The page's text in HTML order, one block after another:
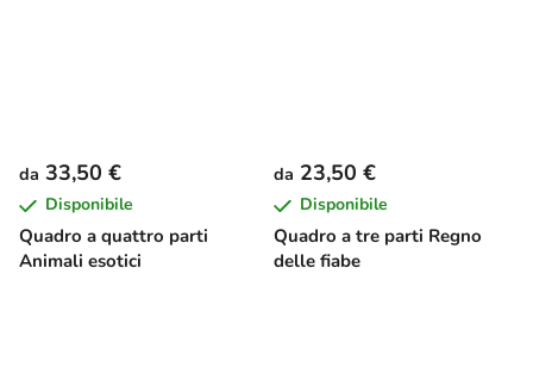
Quadro a quattro parti
Animali esotici
da 33,50 €
Disponibile
Quadro a tre parti Regno
delle fiabe
da 23,50 €
Disponibile